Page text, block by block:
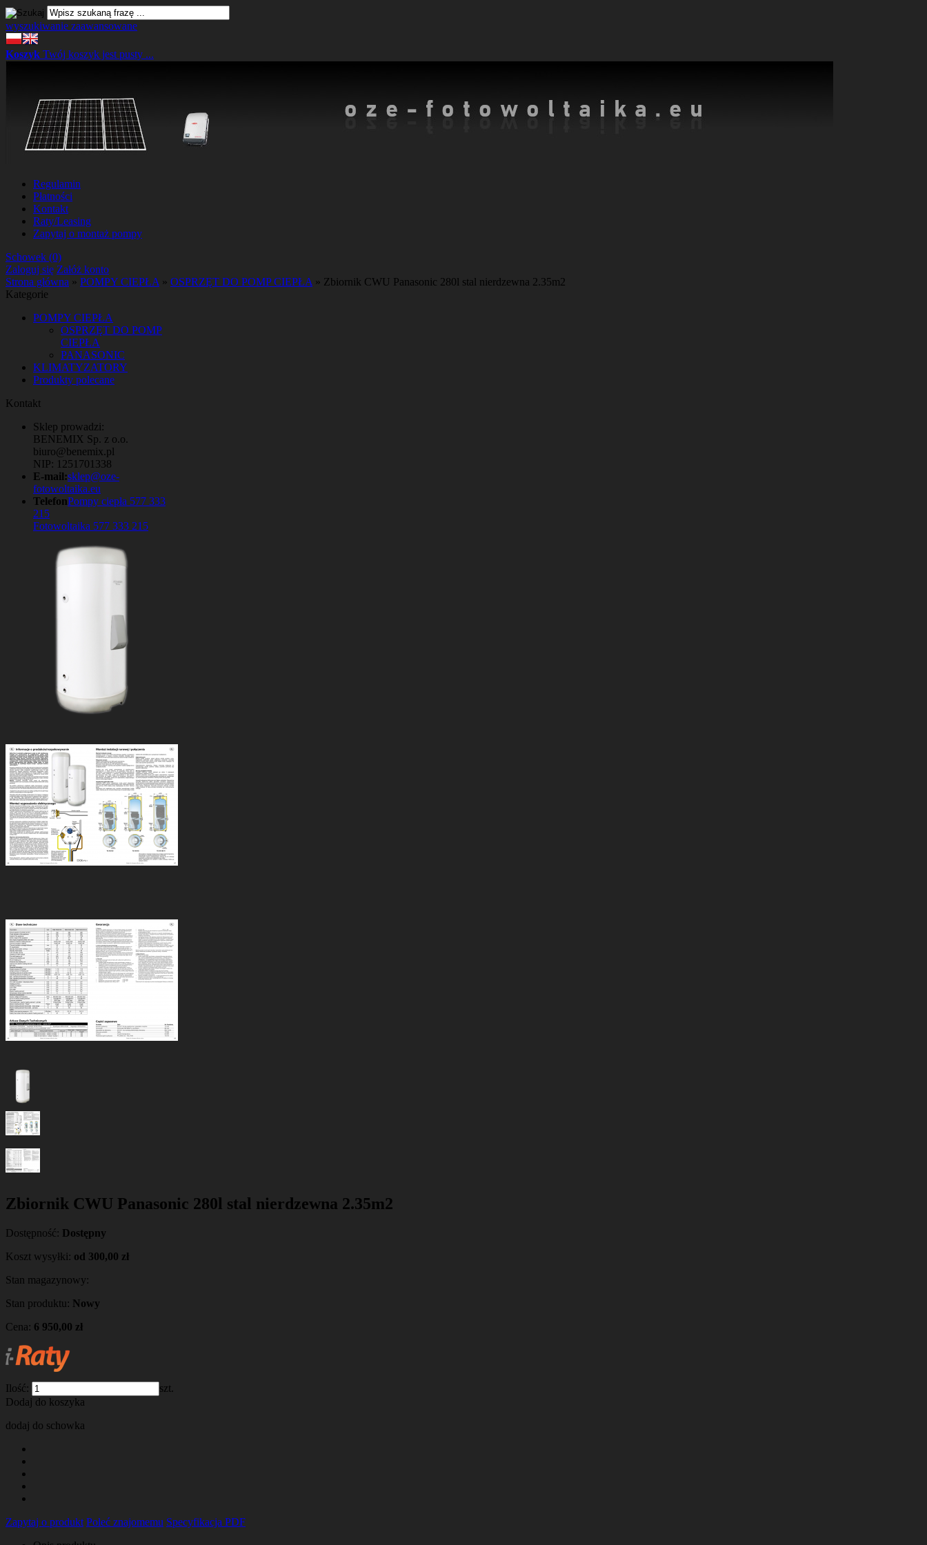
wyszukiwanie zaawansowane
Koszyk Twój koszyk jest pusty ...
Regulamin
Płatności
Kontakt
Raty/Leasing
Zapytaj o montaż pompy
Schowek (0)
Zaloguj się Załóż konto
Strona główna » POMPY CIEPŁA » OSPRZĘT DO POMP CIEPŁA » Zbiornik CWU Panasonic 280l stal nierdzewna 2.35m2
Kategorie
POMPY CIEPŁA
OSPRZĘT DO POMP
CIEPŁA
PANASONIC
KLIMATYZATORY
Produkty polecane
Kontakt
Sklep prowadzi:
BENEMIX Sp. z o.o.
biuro@benemix.pl
NIP: 1251701338
E-mail:sklep@oze-
fotowoltaika.eu
TelefonPompy ciepła 577 333
215
Fotowoltaika 577 333 215
Zbiornik CWU Panasonic 280l stal nierdzewna 2.35m2
Dostępność: Dostępny
Koszt wysyłki: od 300,00 zł
Stan magazynowy:
Stan produktu: Nowy
Cena: 6 950,00 zł
Ilość:
szt.
Dodaj do koszyka
dodaj do schowka
Zapytaj o produkt Poleć znajomemu Specyfikacja PDF